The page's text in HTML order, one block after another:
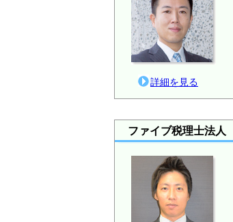
詳細を見る
ファイブ税理士法人